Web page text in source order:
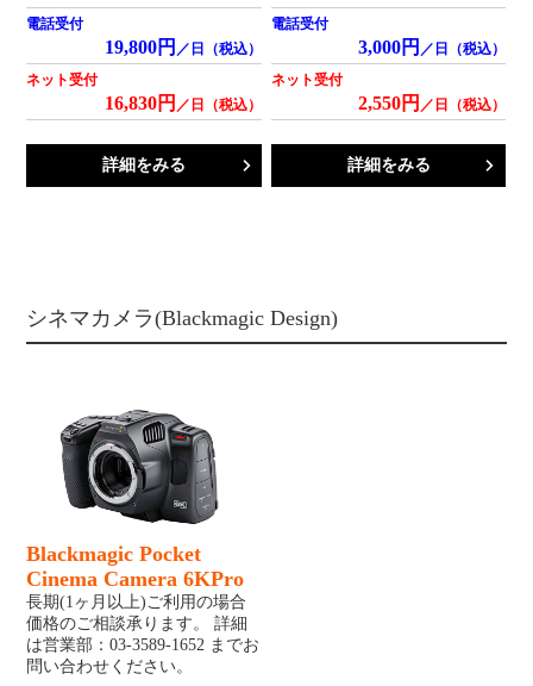
電話受付
19,800円 ／日（税込）
ネット受付
16,830円 ／日（税込）
詳細をみる
電話受付
3,000円 ／日（税込）
ネット受付
2,550円 ／日（税込）
詳細をみる
シネマカメラ(Blackmagic Design)
Blackmagic Pocket
Cinema Camera 6KPro
長期(1ヶ月以上)ご利用の場合
価格のご相談承ります。 詳細
は営業部：03-3589-1652 までお
問い合わせください。